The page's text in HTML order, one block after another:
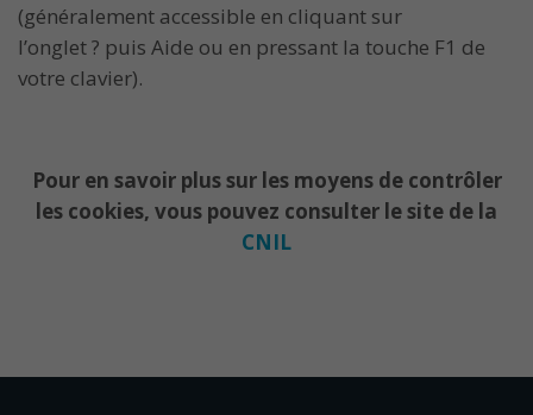
(généralement accessible en cliquant sur
l’onglet ? puis Aide ou en pressant la touche F1 de
votre clavier).
Pour en savoir plus sur les moyens de contrôler
les cookies, vous pouvez consulter le site de la
CNIL